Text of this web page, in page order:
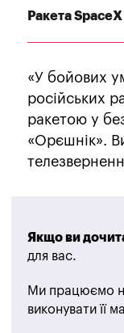
Ракета
«У бойових
російських
ракетою у
«Орєшнік».
Якщо ви
для вас.
Ми працюємо
виконувати її